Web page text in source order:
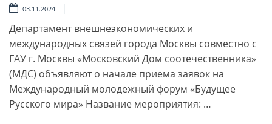
03.11.2024
Департамент внешнеэкономических и
международных связей города Москвы совместно с
ГАУ г. Москвы «Московский Дом соотечественника»
(МДС) объявляют о начале приема заявок на
Международный молодежный форум «Будущее
Русского мира» Название мероприятия: …